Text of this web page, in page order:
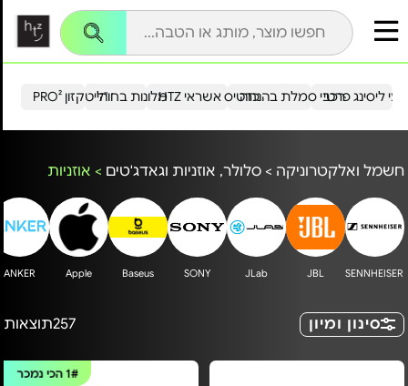
הייטקזון PRO²מלונות בחו"ל כרטיס אשראי HTZ ליסינג פרטירכבי סמלת בהנחה
חשמל ואלקטרוניקה > סלולר, אוזניות וגאדג'טים > אוזניות
SENNHEISER
JBL
JLab
SONY
Baseus
Apple
ANKER
סינון ומיון 257תוצאות
1#הכי נמכר